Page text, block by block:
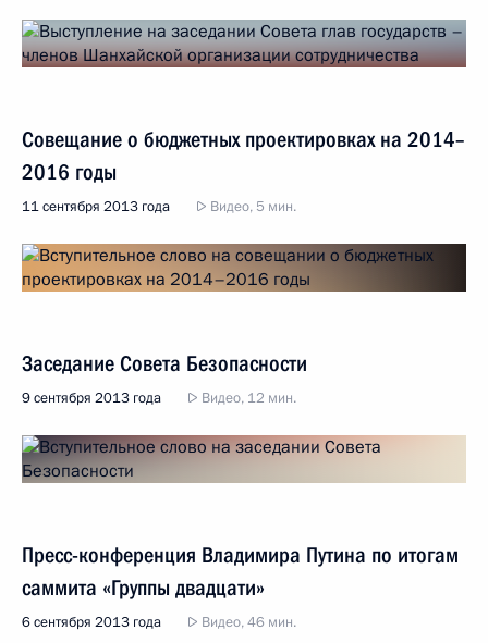
Совещание о бюджетных проектировках на 2014–
2016 годы
11 сентября 2013 года Видео, 5 мин.
Заседание Совета Безопасности
9 сентября 2013 года Видео, 12 мин.
Пресс-конференция Владимира Путина по итогам
саммита «Группы двадцати»
6 сентября 2013 года Видео, 46 мин.